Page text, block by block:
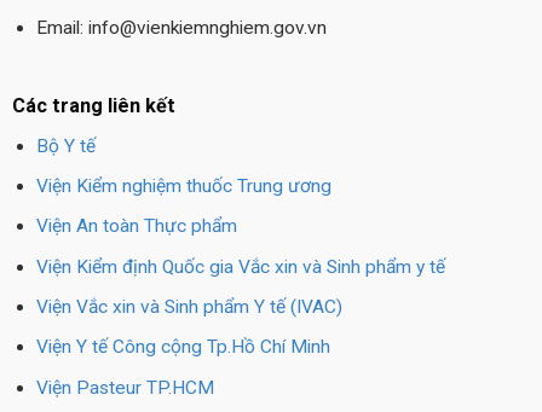
Email: info@vienkiemnghiem.gov.vn
Các trang liên kết
Bộ Y tế
Viện Kiểm nghiệm thuốc Trung ương
Viện An toàn Thực phẩm
Viện Kiểm định Quốc gia Vắc xin và Sinh phẩm y tế
Viện Vắc xin và Sinh phẩm Y tế (IVAC)
Viện Y tế Công cộng Tp.Hồ Chí Minh
Viện Pasteur TP.HCM